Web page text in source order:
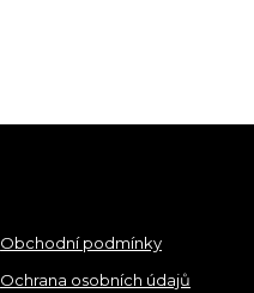
Obchodní podmínky
Ochrana osobních údajů